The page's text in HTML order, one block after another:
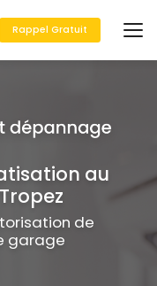
Rappel Gratuit
au
de
garage